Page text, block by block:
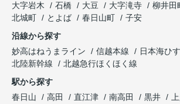
大字岩木
石橋 大豆 大字滝寺 柳井田
北城町
とよば 春日山町
子安
沿線から探す
妙高はねうまライン
信越本線
日本海ひ
北陸新幹線
北越急行ほくほく線
駅から探す
春日山
高田 直江津 南高田 黒井